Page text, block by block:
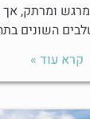
ומרתק, אך
השונים
קרא עוד »